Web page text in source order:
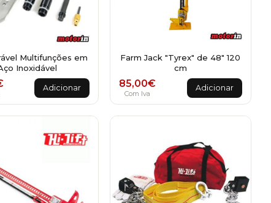
Multifunções em
Inoxidável
Adicionar
Farm Jack "Tyrex" de 48" 120
cm
85,00€
Com Iva
Adicionar